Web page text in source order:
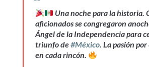
Una noche para la historia.
aficionados se congregaron
Ángel de la Independencia para
triunfo de#México. La pasión
en cada rincón.